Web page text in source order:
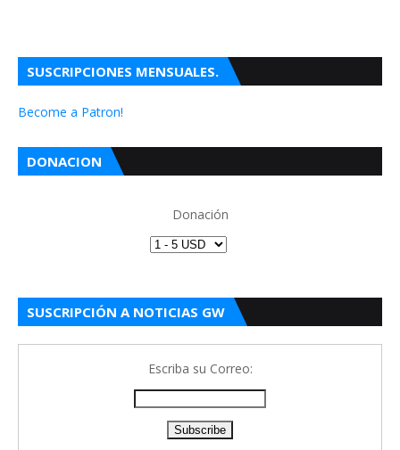
SUSCRIPCIONES MENSUALES.
Become a Patron!
DONACION
Donación
SUSCRIPCIÓN A NOTICIAS GW
Escriba su Correo: